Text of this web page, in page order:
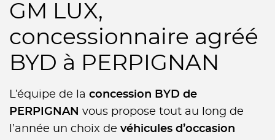
GM LUX,
concessionnaire agréé
BYD à PERPIGNAN
L’équipe de la concession BYD de
PERPIGNAN vous propose tout au long de
l’année un choix de véhicules d’occasion